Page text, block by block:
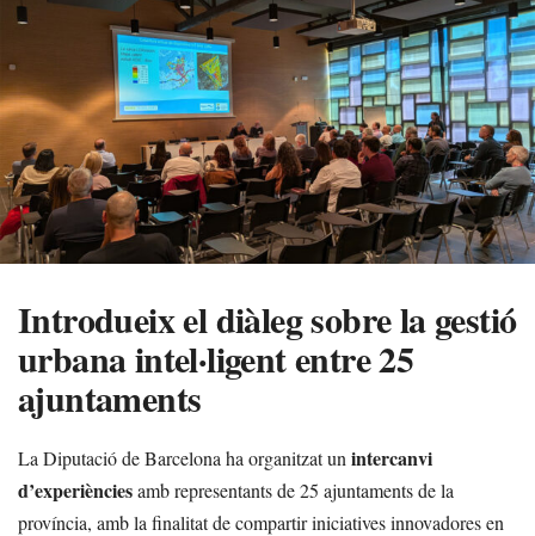
Introdueix el diàleg sobre la gestió
urbana intel·ligent entre 25
ajuntaments
La Diputació de Barcelona ha organitzat un intercanvi
d’experiènciesamb representants de 25 ajuntaments de la
província, amb la finalitat de compartir iniciatives innovadores en